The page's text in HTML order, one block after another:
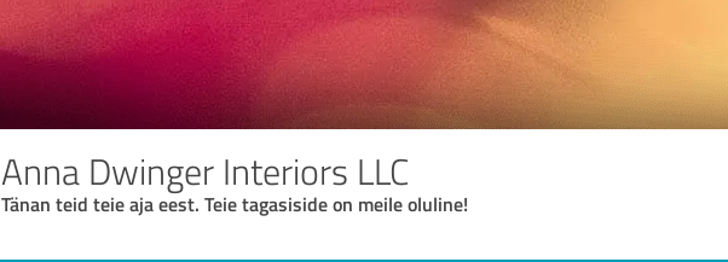
Anna Dwinger Interiors LLC
Tänan teid teie aja eest. Teie tagasiside on meile oluline!